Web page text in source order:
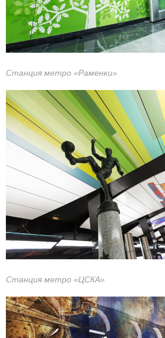
Станция метро «Раменки»
Станция метро «ЦСКА»